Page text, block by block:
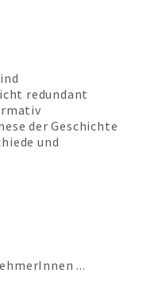
redundant
der Geschichte
und
...